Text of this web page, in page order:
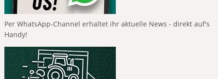
Per WhatsApp-Channel erhaltet ihr aktuelle News - direkt auf's
Handy!